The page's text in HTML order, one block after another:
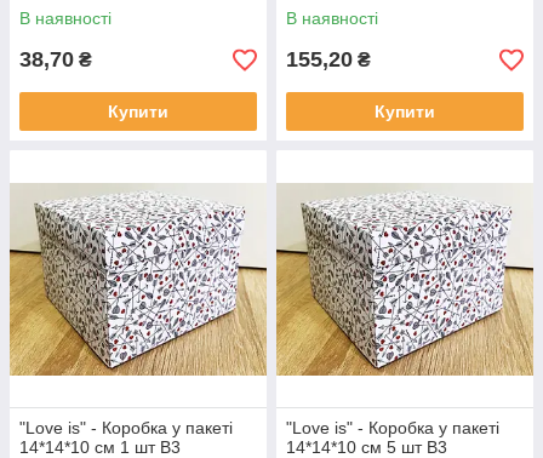
В наявності
38,70 ₴
Купити
В наявності
155,20 ₴
Купити
"Love is" - Коробка у пакеті
14*14*10 см 1 шт В3
"Love is" - Коробка у пакеті
14*14*10 см 5 шт В3